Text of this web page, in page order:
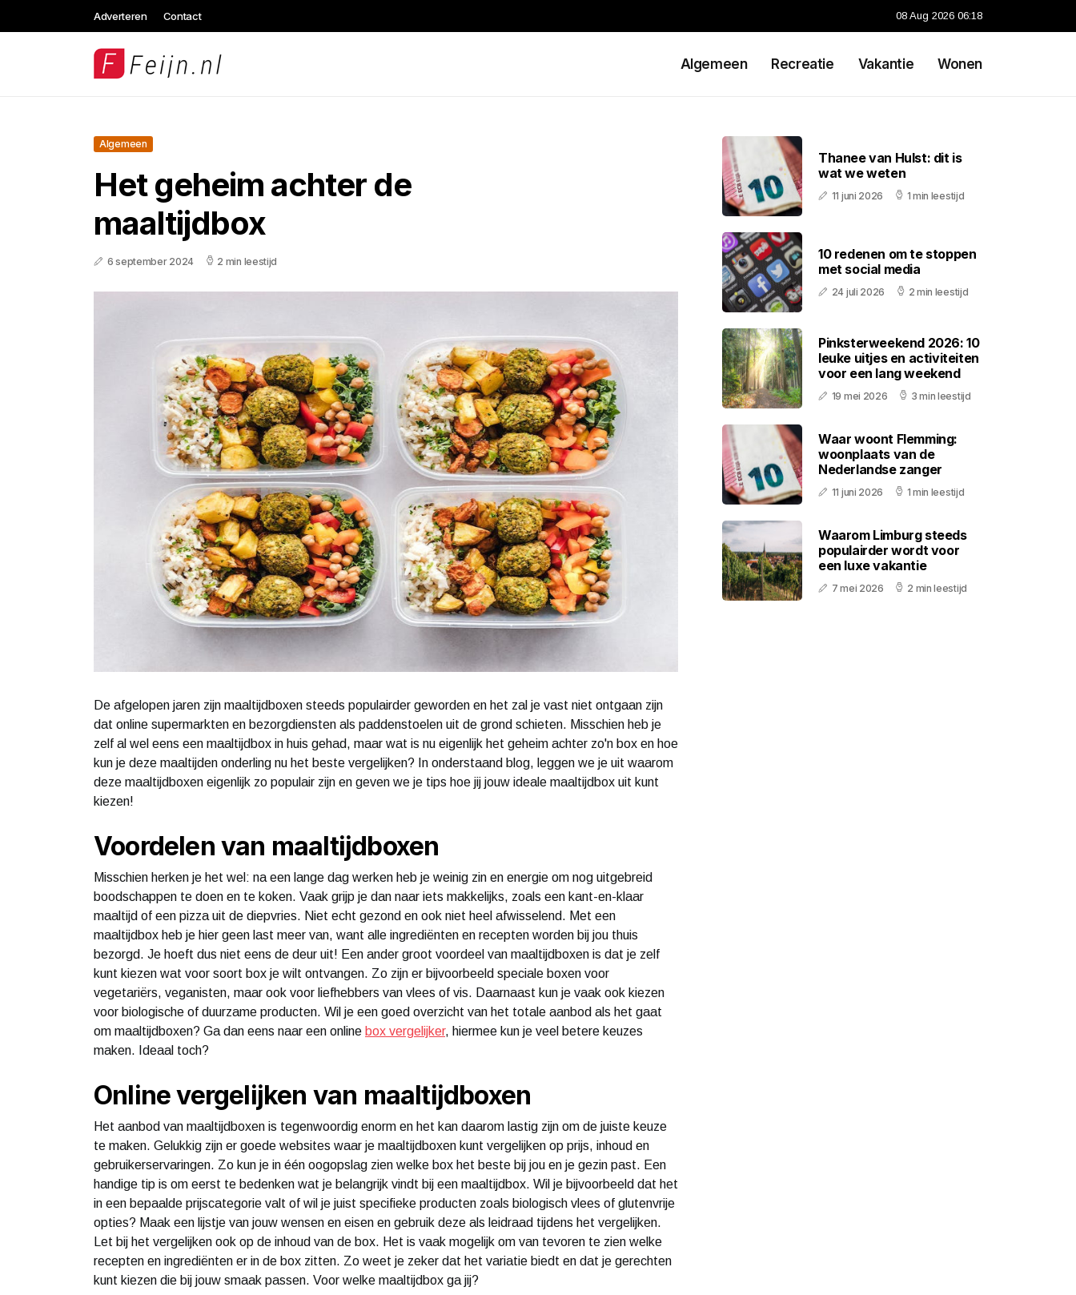
Adverteren Contact 08 Aug 2026 06:18
Algemeen Recreatie Vakantie Wonen
Algemeen
Het geheim achter de
maaltijdbox
6 september 2024 2 min leestijd
De afgelopen jaren zijn maaltijdboxen steeds populairder geworden en het zal je vast niet ontgaan zijn
dat online supermarkten en bezorgdiensten als paddenstoelen uit de grond schieten. Misschien heb je
zelf al wel eens een maaltijdbox in huis gehad, maar wat is nu eigenlijk het geheim achter zo'n box en hoe
kun je deze maaltijden onderling nu het beste vergelijken? In onderstaand blog, leggen we je uit waarom
deze maaltijdboxen eigenlijk zo populair zijn en geven we je tips hoe jij jouw ideale maaltijdbox uit kunt
kiezen!
Voordelen van maaltijdboxen
Misschien herken je het wel: na een lange dag werken heb je weinig zin en energie om nog uitgebreid
boodschappen te doen en te koken. Vaak grijp je dan naar iets makkelijks, zoals een kant-en-klaar
maaltijd of een pizza uit de diepvries. Niet echt gezond en ook niet heel afwisselend. Met een
maaltijdbox heb je hier geen last meer van, want alle ingrediënten en recepten worden bij jou thuis
bezorgd. Je hoeft dus niet eens de deur uit! Een ander groot voordeel van maaltijdboxen is dat je zelf
kunt kiezen wat voor soort box je wilt ontvangen. Zo zijn er bijvoorbeeld speciale boxen voor
vegetariërs, veganisten, maar ook voor liefhebbers van vlees of vis. Daarnaast kun je vaak ook kiezen
voor biologische of duurzame producten. Wil je een goed overzicht van het totale aanbod als het gaat
om maaltijdboxen? Ga dan eens naar een online box vergelijker, hiermee kun je veel betere keuzes
maken. Ideaal toch?
Online vergelijken van maaltijdboxen
Het aanbod van maaltijdboxen is tegenwoordig enorm en het kan daarom lastig zijn om de juiste keuze
te maken. Gelukkig zijn er goede websites waar je maaltijdboxen kunt vergelijken op prijs, inhoud en
gebruikerservaringen. Zo kun je in één oogopslag zien welke box het beste bij jou en je gezin past. Een
handige tip is om eerst te bedenken wat je belangrijk vindt bij een maaltijdbox. Wil je bijvoorbeeld dat het
in een bepaalde prijscategorie valt of wil je juist specifieke producten zoals biologisch vlees of glutenvrije
opties? Maak een lijstje van jouw wensen en eisen en gebruik deze als leidraad tijdens het vergelijken.
Let bij het vergelijken ook op de inhoud van de box. Het is vaak mogelijk om van tevoren te zien welke
recepten en ingrediënten er in de box zitten. Zo weet je zeker dat het variatie biedt en dat je gerechten
kunt kiezen die bij jouw smaak passen. Voor welke maaltijdbox ga jij?
Thanee van Hulst: dit is
wat we weten
11 juni 2026 1 min leestijd
10 redenen om te stoppen
met social media
24 juli 2026 2 min leestijd
Pinksterweekend 2026: 10
leuke uitjes en activiteiten
voor een lang weekend
19 mei 2026 3 min leestijd
Waar woont Flemming:
woonplaats van de
Nederlandse zanger
11 juni 2026 1 min leestijd
Waarom Limburg steeds
populairder wordt voor
een luxe vakantie
7 mei 2026 2 min leestijd